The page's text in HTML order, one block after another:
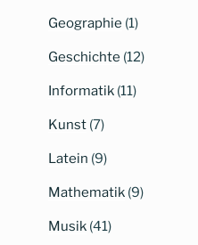
Geographie (1)
Geschichte (12)
Informatik (11)
Kunst (7)
Latein (9)
Mathematik (9)
Musik (41)